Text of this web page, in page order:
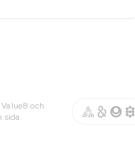
och
sida.